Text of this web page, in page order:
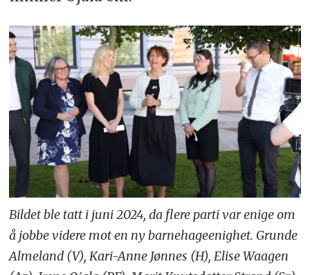
Bildet ble tatt i juni 2024, da flere parti var enige om
å jobbe videre mot en ny barnehageenighet. Grunde
Almeland (V), Kari-Anne Jønnes (H), Elise Waagen